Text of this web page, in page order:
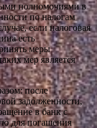
полномочиями в
по налогам
если налоговая
есть
меры
мер является
после
задолженности,
в банк с
для погашения